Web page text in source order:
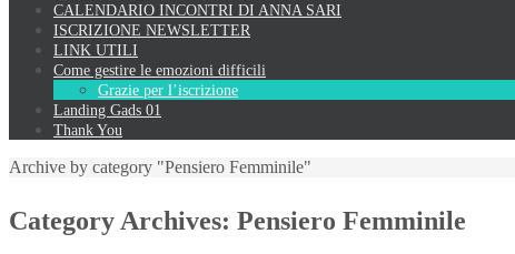
CALENDARIO INCONTRI DI ANNA SARI
ISCRIZIONE NEWSLETTER
LINK UTILI
Come gestire le emozioni difficili
Grazie per l’iscrizione
Landing Gads 01
Thank You
Archive by category "Pensiero Femminile"
Category Archives: Pensiero Femminile